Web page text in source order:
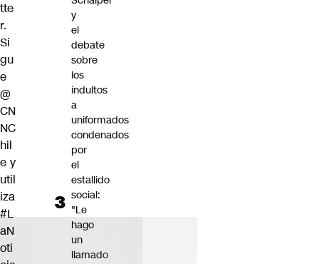
tte
r.
Si
gu
e
@
CN
NC
hil
e y
util
iza
#L
aN
oti
y
el
debate
sobre
los
indultos
a
uniformados
condenados
por
el
estallido
social:
"Le
hago
un
llamado